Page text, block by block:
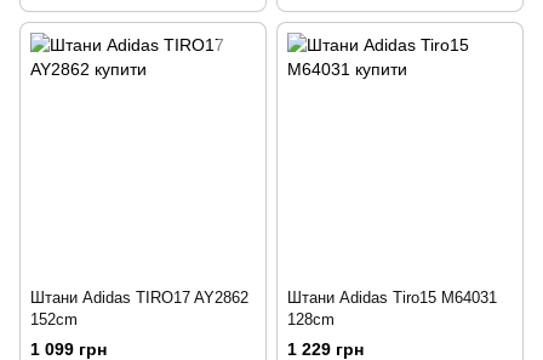
Штани Adidas TIRO17 AY2862
152cm
1 099 грн
Штани Adidas Tiro15 M64031
128cm
1 229 грн